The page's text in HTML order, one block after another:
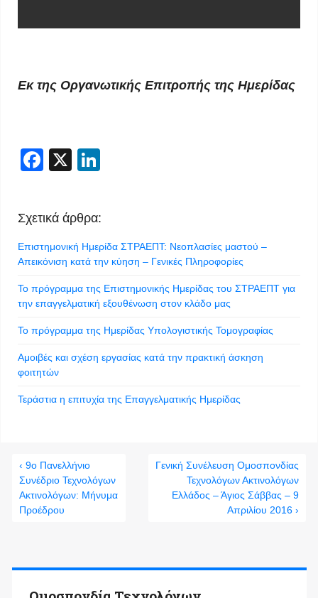
Εκ της Οργανωτικής Επιτροπής της Ημερίδας
Facebook
X
Σχετικά άρθρα:
Επιστημονική Ημερίδα ΣΤΡΑΕΠΤ: Νεοπλασίες μαστού –
Απεικόνιση κατά την κύηση – Γενικές Πληροφορίες
Το πρόγραμμα της Επιστημονικής Ημερίδας του ΣΤΡΑΕΠΤ για
την επαγγελματική εξουθένωση στον κλάδο μας
Το πρόγραμμα της Ημερίδας Υπολογιστικής Τομογραφίας
Αμοιβές και σχέση εργασίας κατά την πρακτική άσκηση
φοιτητών
Τεράστια η επιτυχία της Επαγγελματικής Ημερίδας
‹ 9ο Πανελλήνιο
Συνέδριο Τεχνολόγων
Ακτινολόγων: Μήνυμα
Προέδρου
Γενική Συνέλευση Ομοσπονδίας
Τεχνολόγων Ακτινολόγων
Ελλάδος – Άγιος Σάββας – 9
Απριλίου 2016 ›